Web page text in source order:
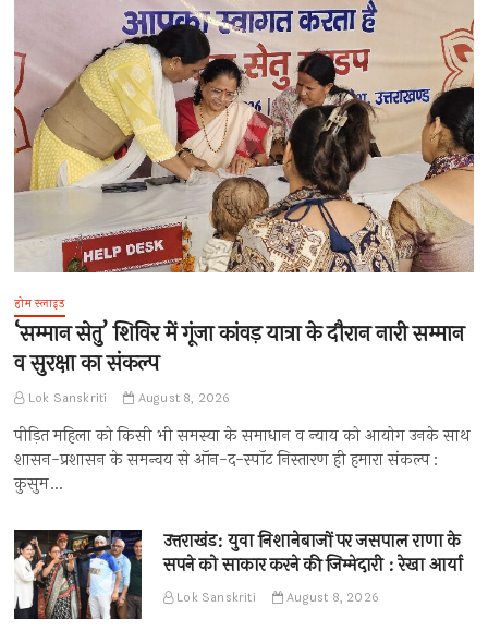
होम स्लाइड
‘सम्मान सेतु’ शिविर में गूंजा कांवड़ यात्रा के दौरान नारी सम्मान
व सुरक्षा का संकल्प
Lok Sanskriti August 8, 2026
पीड़ित महिला को किसी भी समस्या के समाधान व न्याय को आयोग उनके साथ
शासन-प्रशासन के समन्वय से ऑन-द-स्पॉट निस्तारण ही हमारा संकल्प :
कुसुम…
उत्तराखंड: युवा निशानेबाजों पर जसपाल राणा के
सपने को साकार करने की जिम्मेदारी : रेखा आर्या
Lok Sanskriti August 8, 2026